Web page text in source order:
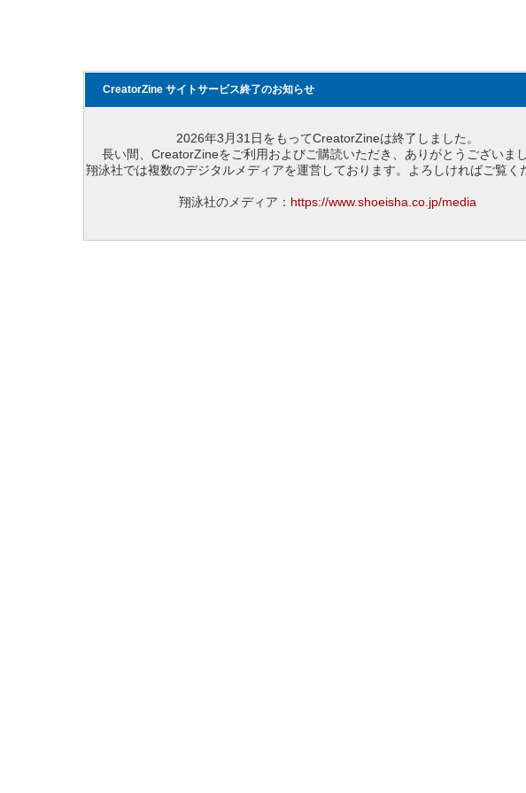
CreatorZine サイトサービス終了のお知らせ
2026年3月31日をもってCreatorZineは終了しました。
長い間、CreatorZineをご利用およびご購読いただき、ありがとうございまし
翔泳社では複数のデジタルメディアを運営しております。よろしければご覧く
翔泳社のメディア： https://www.shoeisha.co.jp/media